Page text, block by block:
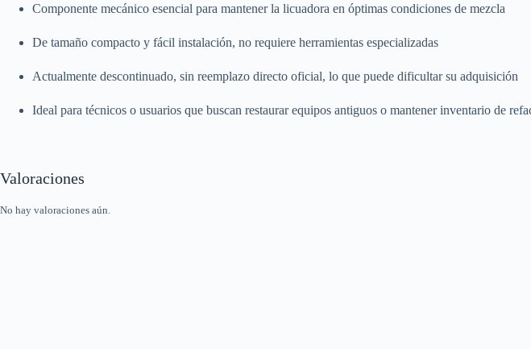
Componente mecánico esencial para mantener la licuadora en óptimas condiciones de mezcla
De tamaño compacto y fácil instalación, no requiere herramientas especializadas
Actualmente descontinuado, sin reemplazo directo oficial, lo que puede dificultar su adquisición
Ideal para técnicos o usuarios que buscan restaurar equipos antiguos o mantener inventario de
Valoraciones
No hay valoraciones aún.